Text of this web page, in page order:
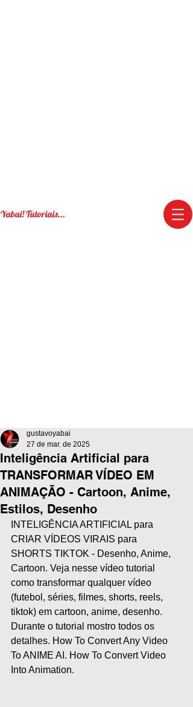
Yabai! Tutoriais...
Inteligência Artificial para
TRANSFORMAR VÍDEO EM
ANIMAÇÃO - Cartoon, Anime,
Estilos, Desenho
gustavoyabai
27 de mar. de 2025
INTELIGÊNCIA ARTIFICIAL para
CRIAR VÍDEOS VIRAIS para
SHORTS TIKTOK - Desenho, Anime,
Cartoon. Veja nesse vídeo tutorial
como transformar qualquer vídeo
(futebol, séries, filmes, shorts, reels,
tiktok) em cartoon, anime, desenho.
Durante o tutorial mostro todos os
detalhes. How To Convert Any Video
To ANIME AI. How To Convert Video
Into Animation.